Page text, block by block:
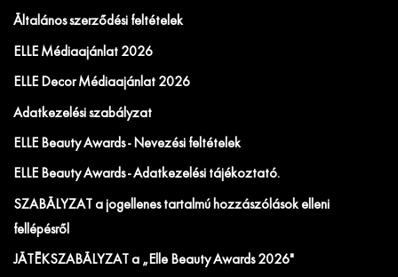
Általános szerződési feltételek
ELLE Médiaajánlat 2026
ELLE Decor Médiaajánlat 2026
Adatkezelési szabályzat
ELLE Beauty Awards - Nevezési feltételek
ELLE Beauty Awards - Adatkezelési tájékoztató.
SZABÁLYZAT a jogellenes tartalmú hozzászólások elleni
fellépésről
JÁTÉKSZABÁLYZAT a „Elle Beauty Awards 2026"